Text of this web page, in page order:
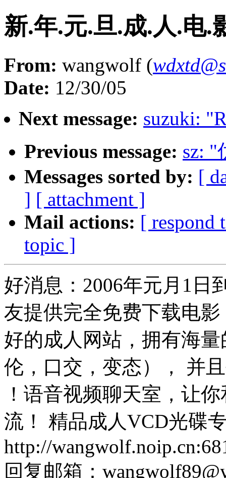
新.年.元.旦.成.人.电.
From: wangwolf (
Date: 12/30/05
Next message: suzuki:
Previous message: sz: "
Messages sorted by: [
] [ attachment ]
Mail actions: [ respond
topic ]
好消息：2006年元月1日
友提供完全免费下载电
好的成人网站，拥有海
伦，口交，变态）， 并
！语音视频聊天室，让
流！ 精品成人VCD光碟
http://
回复邮箱：